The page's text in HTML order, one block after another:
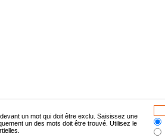
un mot qui doit être exclu. Saisissez une
un des mots doit être trouvé. Utilisez le